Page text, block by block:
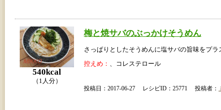
540kcal
（1人分）
梅と焼サバのぶっかけそうめん
さっぱりとしたそうめんに塩サバの旨味をプラ
控えめ： 、コレステロール
投稿日：2017-06-27 レシピID：25771 投稿者：